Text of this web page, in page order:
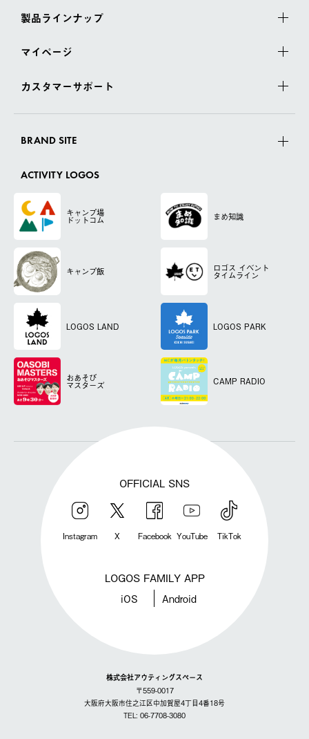
製品ラインナップ
マイページ
カスタマーサポート
BRAND SITE
ACTIVITY LOGOS
キャンプ場
ドットコム まめ知識
キャンプ飯 ロゴス イベント
タイムライン
LOGOS LAND LOGOS PARK
おあそび
マスターズ CAMP RADIO
OFFICIAL SNS
Instagram X Facebook YouTube TikTok
LOGOS FAMILY APP
iOS Android
株式会社アウティングスペース
〒559-0017
大阪府大阪市住之江区中加賀屋4丁目4番18号
TEL: 06-7708-3080